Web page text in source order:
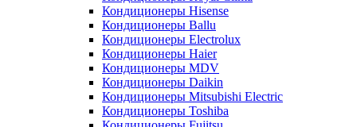
Кондиционеры Hisense
Кондиционеры Ballu
Кондиционеры Electrolux
Кондиционеры Haier
Кондиционеры MDV
Кондиционеры Daikin
Кондиционеры Mitsubishi Electric
Кондиционеры Toshiba